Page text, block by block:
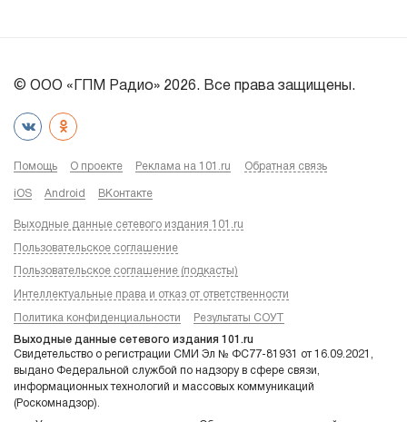
© ООО «ГПМ Радио» 2026. Все права защищены.
Помощь О проекте Реклама на 101.ru Обратная связь
iOS Android ВКонтакте
Выходные данные сетевого издания 101.ru
Пользовательское соглашение
Пользовательское соглашение (подкасты)
Интеллектуальные права и отказ от ответственности
Политика конфиденциальности Результаты СОУТ
Выходные данные сетевого издания 101.ru
Свидетельство о регистрации СМИ Эл № ФС77-81931 от 16.09.2021,
выдано Федеральной службой по надзору в сфере связи,
информационных технологий и массовых коммуникаций
(Роскомнадзор).